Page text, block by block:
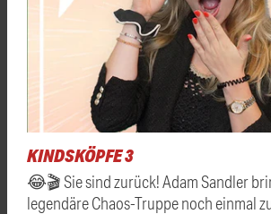
KINDSKÖPFE 3
😂🎬 Sie sind zurück! Adam Sandler
legendäre Chaos-Truppe noch einmal